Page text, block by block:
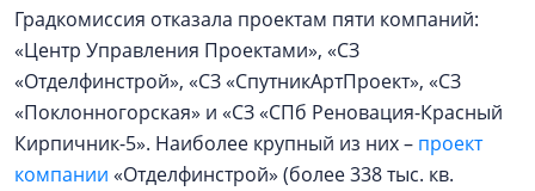
Градкомиссия отказала проектам пяти компаний:
«Центр Управления Проектами», «СЗ
«Отделфинстрой», «СЗ «СпутникАртПроект», «СЗ
«Поклонногорская» и «СЗ «СПб Реновация-Красный
Кирпичник-5». Наиболее крупный из них – проект
компании «Отделфинстрой» (более 338 тыс. кв.